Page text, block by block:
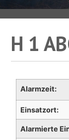
H 1
Alarmzeit:
Einsatzort:
Alarmierte